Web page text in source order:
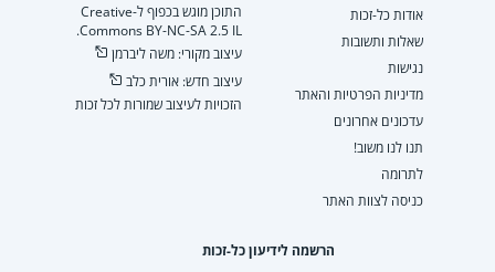
אודות כל-זכות
שאלות ותשובות
נגישות
מדיניות הפרטיות והאתר
עדכונים אחרונים
תנו לנו משוב!
לתרומה
כניסה לצוות האתר
התוכן מוגש בכפוף ל-Creative
Commons BY-NC-SA 2.5 IL.
עיצוב מקורי: משה ליברמן
עיצוב חדש: אורית כלב
הזכויות לעיצוב שמורות לכל זכות
הרשמה לידיעון כל-זכות